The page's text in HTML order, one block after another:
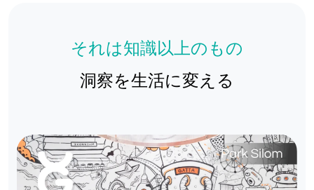
それは知識以上のもの
洞察を生活に変える